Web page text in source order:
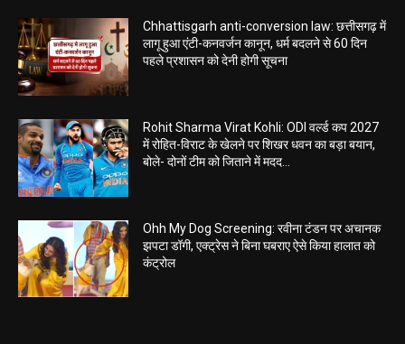
Chhattisgarh anti-conversion law: छत्तीसगढ़ में
लागू हुआ एंटी-कनवर्जन कानून, धर्म बदलने से 60 दिन
पहले प्रशासन को देनी होगी सूचना
Rohit Sharma Virat Kohli: ODI वर्ल्ड कप 2027
में रोहित-विराट के खेलने पर शिखर धवन का बड़ा बयान,
बोले- दोनों टीम को जिताने में मदद...
Ohh My Dog Screening: रवीना टंडन पर अचानक
झपटा डॉगी, एक्ट्रेस ने बिना घबराए ऐसे किया हालात को
कंट्रोल